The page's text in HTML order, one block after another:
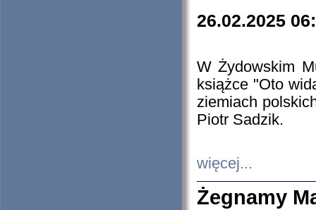
26.02.2025
W Żydowskim
książce "Oto
ziemiach
Piotr Sadzik.
więcej...
Żegnamy